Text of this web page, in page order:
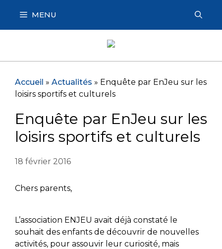
contenu
MENU
Accueil » Actualités » Enquête par EnJeu sur les
loisirs sportifs et culturels
Enquête par EnJeu sur les
loisirs sportifs et culturels
18 février 2016
Chers parents,
L’association ENJEU avait déjà constaté le
souhait des enfants de découvrir de nouvelles
activités, pour assouvir leur curiosité, mais